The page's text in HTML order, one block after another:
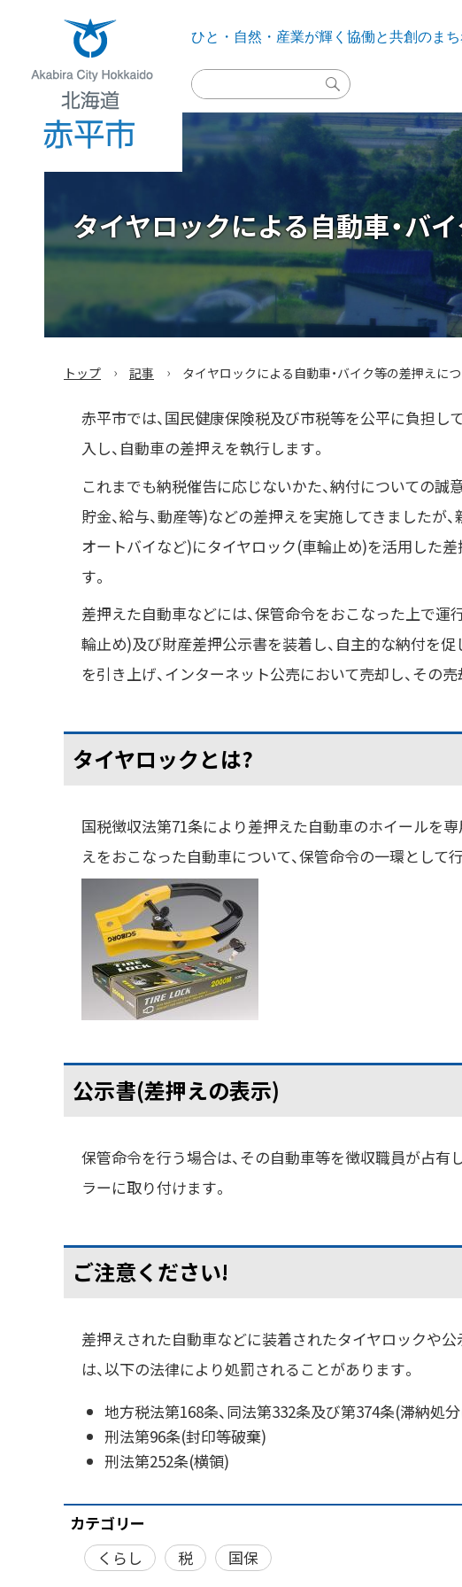
ひと・自然・産業が輝く 協働と共創のま
検
索
実
行
タイヤロックによる自動車・バ
トップ › 記事 › タイヤロックによる自動車・バイク等の差押えに
赤平市では、国民健康保険税及び市税等を公平に負担し
入し、自動車の差押えを執行します。
これまでも納税催告に応じないかた、納付についての
貯金、給与、動産等)などの差押えを実施してきましたが
オートバイなど)にタイヤロック(車輪止め)を活用した
す。
差押えた自動車などには、保管命令をおこなった上で運
輪止め)及び財産差押公示書を装着し、自主的な納付を
を引き上げ、インターネット公売において売却し、その
タイヤロックとは?
国税徴収法第71条により差押えた自動車のホイールを
えをおこなった自動車について、保管命令の一環として行
公示書(差押えの表示)
保管命令を行う場合は、その自動車等を徴収職員が占有
ラーに取り付けます。
ご注意ください!
差押えされた自動車などに装着されたタイヤロックや
は、以下の法律により処罰されることがあります。
地方税法第168条、同法第332条及び第374条(滞納処
刑法第96条(封印等破棄)
刑法第252条(横領)
カテゴリー
くらし
税 国保